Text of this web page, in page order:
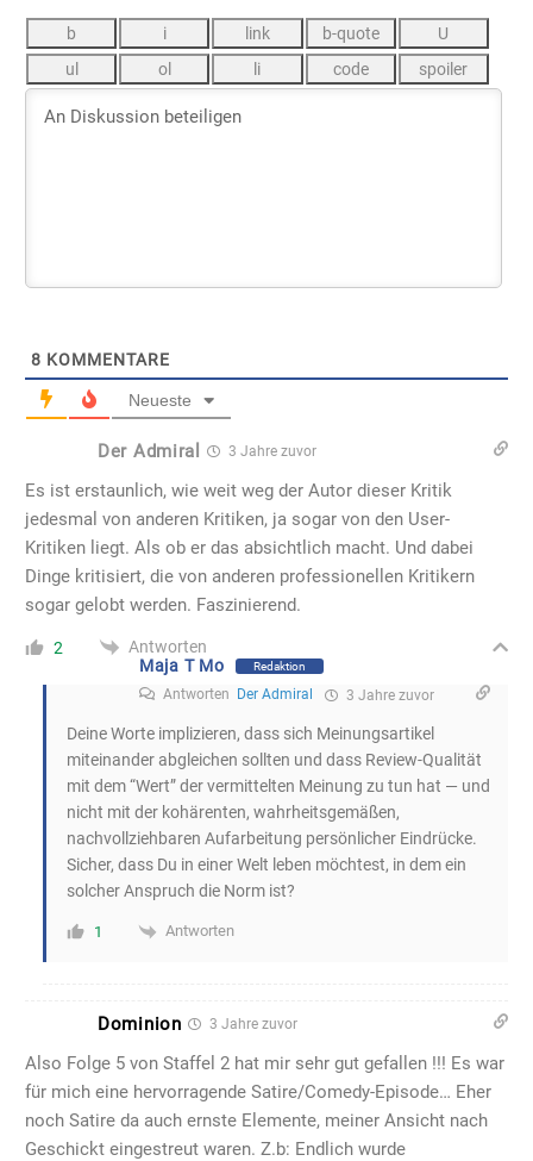
8 KOMMENTARE
Neueste
Der Admiral 3 Jahre zuvor
Es ist erstaunlich, wie weit weg der Autor dieser Kritik
jedesmal von anderen Kritiken, ja sogar von den User-
Kritiken liegt. Als ob er das absichtlich macht. Und dabei
Dinge kritisiert, die von anderen professionellen Kritikern
sogar gelobt werden. Faszinierend.
2
Antworten
Maja T Mo
Redaktion
Antworten Der Admiral 3 Jahre zuvor
Deine Worte implizieren, dass sich Meinungsartikel
miteinander abgleichen sollten und dass Review-Qualität
mit dem “Wert” der vermittelten Meinung zu tun hat — und
nicht mit der kohärenten, wahrheitsgemäßen,
nachvollziehbaren Aufarbeitung persönlicher Eindrücke.
Sicher, dass Du in einer Welt leben möchtest, in dem ein
solcher Anspruch die Norm ist?
1 Antworten
Dominion 3 Jahre zuvor
Also Folge 5 von Staffel 2 hat mir sehr gut gefallen !!! Es war
für mich eine hervorragende Satire/Comedy-Episode… Eher
noch Satire da auch ernste Elemente, meiner Ansicht nach
Geschickt eingestreut waren. Z.b: Endlich wurde